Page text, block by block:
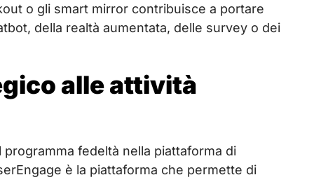
o gli smart mirror contribuisce a portare
della realtà aumentata, delle survey o dei
alle attività
fedeltà nella piattaforma di
è la piattaforma che permette di